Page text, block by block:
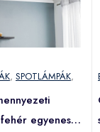
, SPOTLÁMPÁK,
egyenes